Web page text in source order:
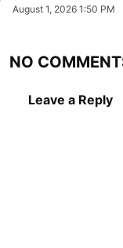
August 1, 2026 1:50 PM
NO
Leave a Reply